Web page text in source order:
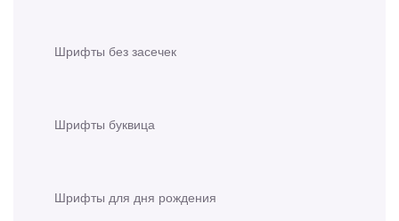
Шрифты без засечек
Шрифты буквица
Шрифты для дня рождения